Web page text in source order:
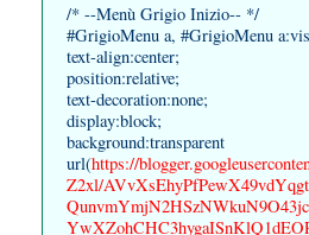
/* --Menù Grigio Inizio-- */
#GrigioMenu a, #GrigioMenu
text-align:center;
position:relative;
text-decoration:none;
display:block;
background:transparent
url(https://
Z2xl/